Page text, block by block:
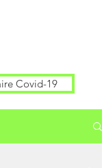
Covid-19